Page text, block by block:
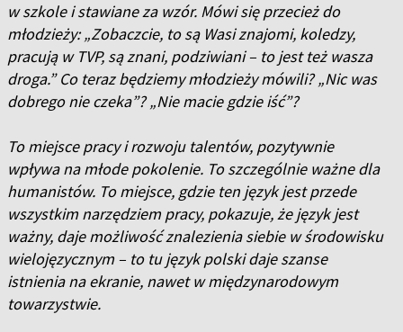
w szkole i stawiane za wzór. Mówi się przecież do
młodzieży: „Zobaczcie, to są Wasi znajomi, koledzy,
pracują w TVP, są znani, podziwiani – to jest też wasza
droga.” Co teraz będziemy młodzieży mówili? „Nic was
dobrego nie czeka”? „Nie macie gdzie iść”?
To miejsce pracy i rozwoju talentów, pozytywnie
wpływa na młode pokolenie. To szczególnie ważne dla
humanistów. To miejsce, gdzie ten język jest przede
wszystkim narzędziem pracy, pokazuje, że język jest
ważny, daje możliwość znalezienia siebie w środowisku
wielojęzycznym – to tu język polski daje szanse
istnienia na ekranie, nawet w międzynarodowym
towarzystwie.